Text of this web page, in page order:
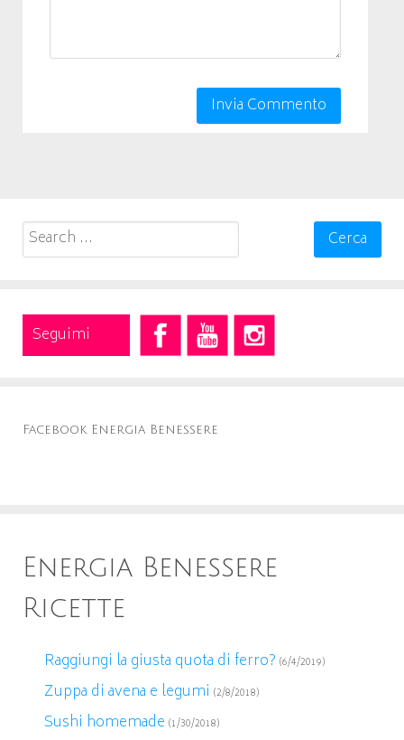
Search
for:
Seguimi
Facebook Energia Benessere
Energia Benessere
Ricette
Raggiungi la giusta quota di ferro? (6/4/2019)
Zuppa di avena e legumi (2/8/2018)
Sushi homemade (1/30/2018)